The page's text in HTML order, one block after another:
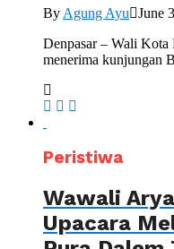
ByAgung Ayu June
Denpasar – Wali Kota
menerima kunjungan
Peristiwa
Wawali
Upacara